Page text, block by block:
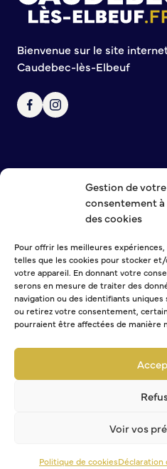
Gestion de votre
consentement
des cookies
Pour offrir les meilleures
telles que les cookies pour stocker
votre appareil. En donnant votre
serons en mesure de traiter des
navigation ou des identifiants uniques
ou retirez votre consentement,
pourraient être affectées de manière
Voir vos
Politique de cookiesDéclaration
Bienvenue sur le site
Caudebec-lès-Elbeuf
NOUS CONTACTER
MENTIONS LÉGALES
POLITIQUE DE CONFIDENTIALITÉ
NEWSLETTER
Abonnement Agenda